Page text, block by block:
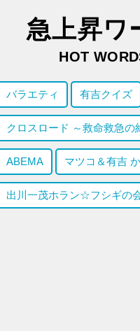
急上昇ワ
HOT
バラエティ 有吉クイズ
クロスロード ～救命救急の
ABEMA マツコ＆有吉
出川一茂ホラン☆フシギの